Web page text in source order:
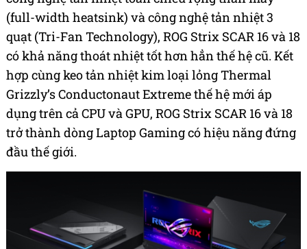
(full-width heatsink) và công nghệ tản nhiệt 3
quạt (Tri-Fan Technology), ROG Strix SCAR 16 và 18
có khả năng thoát nhiệt tốt hơn hẳn thế hệ cũ. Kết
hợp cùng keo tản nhiệt kim loại lỏng Thermal
Grizzly’s Conductonaut Extreme thế hệ mới áp
dụng trên cả CPU và GPU, ROG Strix SCAR 16 và 18
trở thành dòng Laptop Gaming có hiệu năng đứng
đầu thế giới.